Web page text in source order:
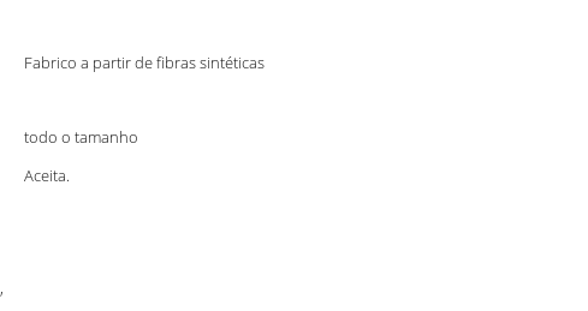
Fabrico a partir de fibras sintéticas
todo o tamanho
Aceita.
,